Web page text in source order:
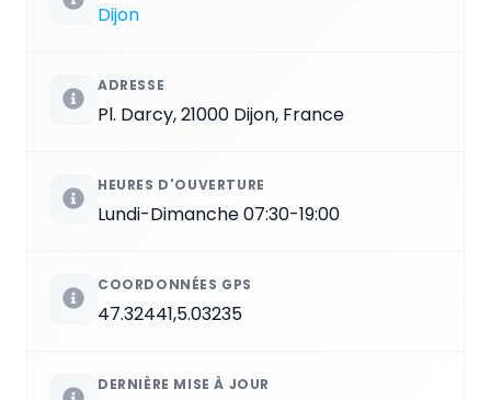
Dijon
ADRESSE
Pl. Darcy, 21000 Dijon, France
HEURES D'OUVERTURE
Lundi-Dimanche 07:30-19:00
COORDONNÉES GPS
47.32441,5.03235
DERNIÈRE MISE À JOUR